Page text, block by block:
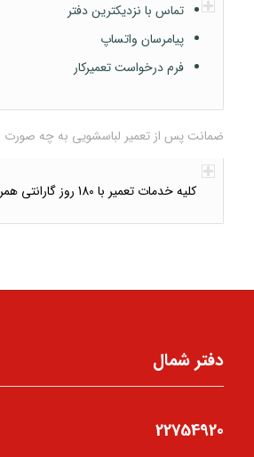
تماس با نزدیکترین دفتر
پیامرسان واتساپ
فرم درخواست تعمیرکار
ضمانت پس از تعمیر لباسشویی به چه
کلیه خدمات تعمیر با 180 روز گارانتی همراه است.
دفتر شمال
22754920